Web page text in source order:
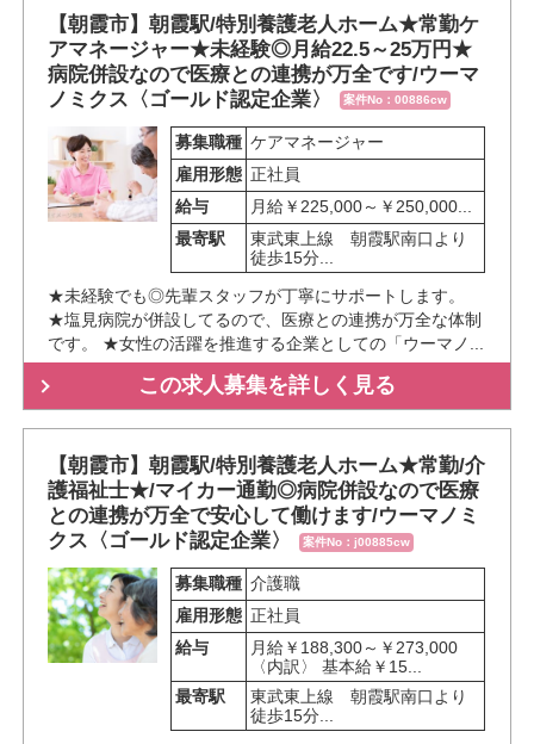
【朝霞市】朝霞駅/特別養護老人ホーム★常勤ケ
アマネージャー★未経験◎月給22.5～25万円★
病院併設なので医療との連携が万全です/ウーマ
ノミクス〈ゴールド認定企業〉
案件No：00886cw
募集職種 ケアマネージャー
雇用形態 正社員
給与
月給￥225,000～￥250,000...
最寄駅
東武東上線　朝霞駅南口より
徒歩15分...
★未経験でも◎先輩スタッフが丁寧にサポートします。
★塩見病院が併設してるので、医療との連携が万全な体制
です。 ★女性の活躍を推進する企業としての「ウーマノ...
この求人募集を詳しく見る
【朝霞市】朝霞駅/特別養護老人ホーム★常勤/介
護福祉士★/マイカー通勤◎病院併設なので医療
との連携が万全で安心して働けます/ウーマノミ
クス〈ゴールド認定企業〉
案件No：j00885cw
募集職種 介護職
雇用形態 正社員
給与
月給￥188,300～￥273,000
〈内訳〉 基本給￥15...
最寄駅
東武東上線　朝霞駅南口より
徒歩15分...